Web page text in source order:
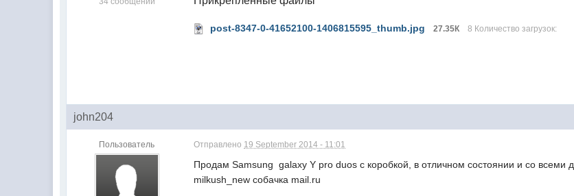
post-8347-0-41652100-1406815595_thumb.jpg 27.35К 8 Количество загрузок:
john204
Пользователь Отправлено 19 September 2014 - 11:01
Продам Samsung galaxy Y pro duos с коробкой, в отличном состоянии и со всеми
milkush_new собачка mail.ru